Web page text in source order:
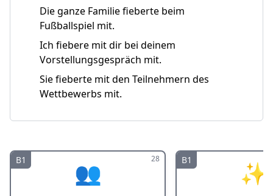
Die ganze Familie fieberte beim
Fußballspiel mit.
Ich fiebere mit dir bei deinem
Vorstellungsgespräch mit.
Sie fieberte mit den Teilnehmern des
Wettbewerbs mit.
B1 28
👥 B1 ✨